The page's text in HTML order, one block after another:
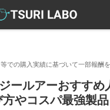
具（釣り道具） ルアー
ールアーおすすめ
やコスパ最強製